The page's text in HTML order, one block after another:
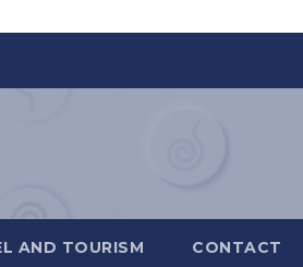
AND TOURISM CONTACT